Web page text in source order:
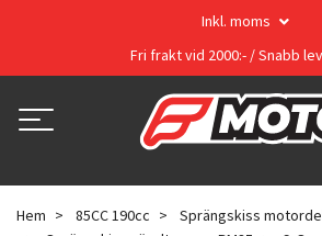
Inkl. moms
Fri frakt vid 2000:- / Snabb
Hem 85CC 190cc
Sprängskiss